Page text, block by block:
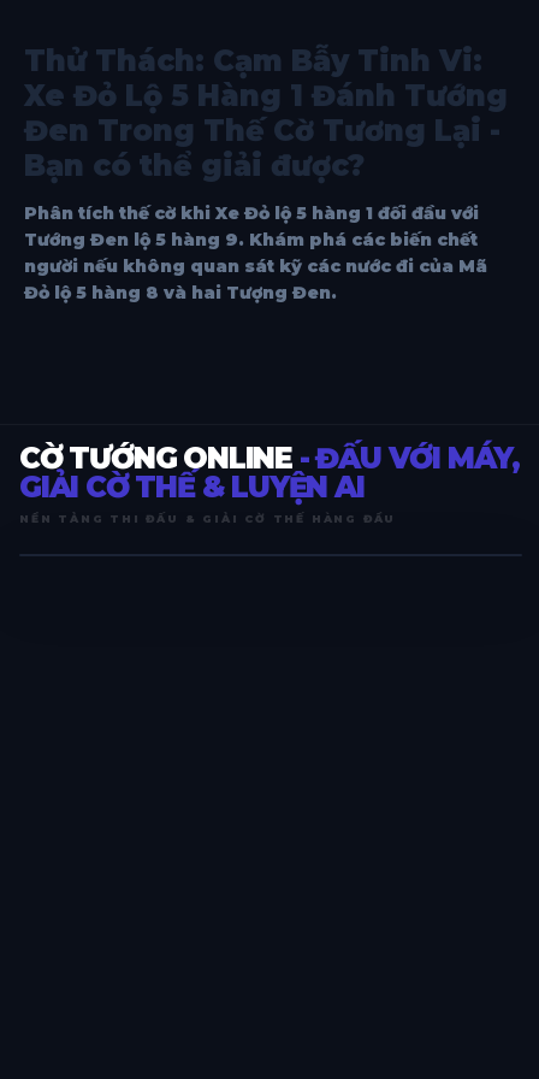
Thử Thách: Cạm Bẫy Tinh Vi:
Xe Đỏ Lộ 5 Hàng 1 Đánh Tướng
Đen Trong Thế Cờ Tương Lại -
Bạn có thể giải được?
Phân tích thế cờ khi Xe Đỏ lộ 5 hàng 1 đối đầu với
Tướng Đen lộ 5 hàng 9. Khám phá các biến chết
người nếu không quan sát kỹ các nước đi của Mã
Đỏ lộ 5 hàng 8 và hai Tượng Đen.
CỜ TƯỚNG ONLINE - ĐẤU VỚI MÁY,
GIẢI CỜ THẾ & LUYỆN AI
NỀN TẢNG THI ĐẤU & GIẢI CỜ THẾ HÀNG ĐẦU